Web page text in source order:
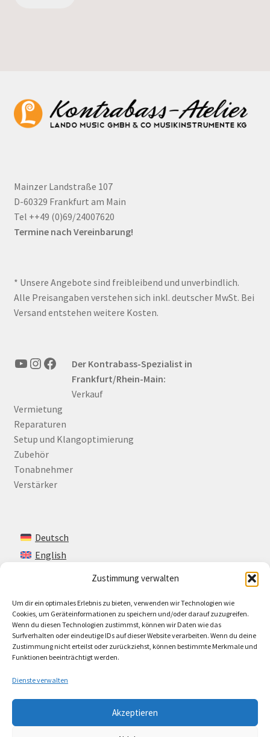
Zustimmung verwalten
Um dir ein optimales Erlebnis zu bieten, verwenden wir Technologien wie
Cookies, um Geräteinformationen zu speichern und/oder darauf zuzugreifen.
Wenn du diesen Technologien zustimmst, können wir Daten wie das
Surfverhalten oder eindeutige IDs auf dieser Website verarbeiten. Wenn du deine
Zustimmung nicht erteilst oder zurückziehst, können bestimmte Merkmale und
Funktionen beeinträchtigt werden.
Dienste verwalten
Akzeptieren
Mainzer Landstraße 107
D-60329 Frankfurt am Main
Tel ++49 (0)69/24007620
Termine nach Vereinbarung!
* Unsere Angebote sind freibleibend und unverbindlich.
Alle Preisangaben verstehen sich inkl. deutscher MwSt. Bei
Versand entstehen weitere Kosten.
YouTube
Instagram
FacebookDer Kontrabass-Spezialist in
Frankfurt/Rhein-Main:
Verkauf
Vermietung
Reparaturen
Setup und Klangoptimierung
Zubehör
Tonabnehmer
Verstärker
Deutsch
English
Kontakt
Impressum + AGB
Cookie-Richtlinie (EU)
© Lando Music 2026